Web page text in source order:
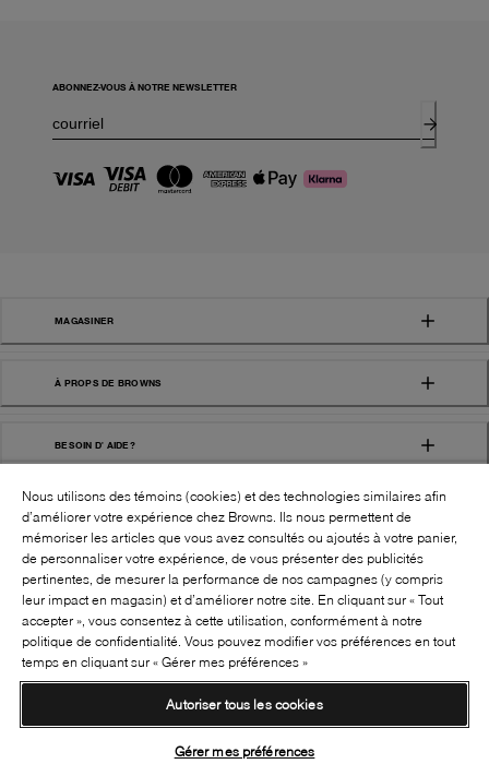
ABONNEZ-VOUS À NOTRE NEWSLETTER
MAGASINER
À PROPS DE BROWNS
BESOIN D' AIDE?
BROWNS SHOES INC. TOUS DROITS
RÉSERVÉS
Conditions générales Politique de confidentialité
Transparence de la chaîne d’approvisionnement
SUIVEZ-NOUS!:
Nous utilisons des témoins (cookies) et des technologies similaires afin
d’améliorer votre expérience chez Browns. Ils nous permettent de
mémoriser les articles que vous avez consultés ou ajoutés à votre panier,
de personnaliser votre expérience, de vous présenter des publicités
pertinentes, de mesurer la performance de nos campagnes (y compris
leur impact en magasin) et d’améliorer notre site. En cliquant sur « Tout
accepter », vous consentez à cette utilisation, conformément à notre
politique de confidentialité. Vous pouvez modifier vos préférences en tout
temps en cliquant sur « Gérer mes préférences »
Autoriser tous les cookies
Gérer mes préférences